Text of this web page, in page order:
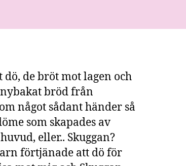
de bröt mot lagen och
nybakat bröd från
något sådant händer så
som skapades av
eller.. Skuggan?
förtjänade att dö för